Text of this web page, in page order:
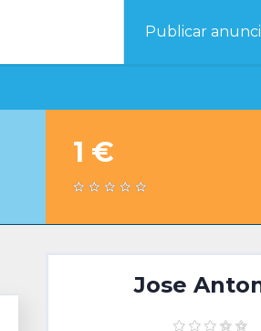
Publicar
1 €
Jose